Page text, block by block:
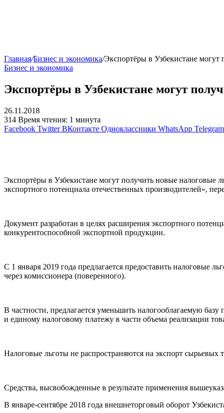
Главная/Бизнес и экономика/Экспортёры в Узбекистане
Бизнес и экономика
Экспортёры в Узбекистане могут
26.11.2018
314 Время чтения: 1 минута
Facebook Twitter ВКонтакте Одноклассники WhatsApp Telegram
Экспортёры в Узбекистане могут получить новые налоговые
экспортного потенциала отечественных производителей»,
Документ разработан в целях расширения экспортного
конкурентоспособной экспортной продукции.
С 1 января 2019 года предлагается предоставить
через комиссионера (поверенного).
В частности, предлагается уменьшить налогооблагаемую
и единому налоговому платежу в части объема реализации
Налоговые льготы не распространяются на экспорт
Средства, высвобожденные в результате применения
В январе-сентябре 2018 года внешнеторговый оборот